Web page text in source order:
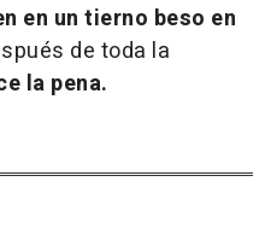
en un tierno beso en
de toda la
la pena.